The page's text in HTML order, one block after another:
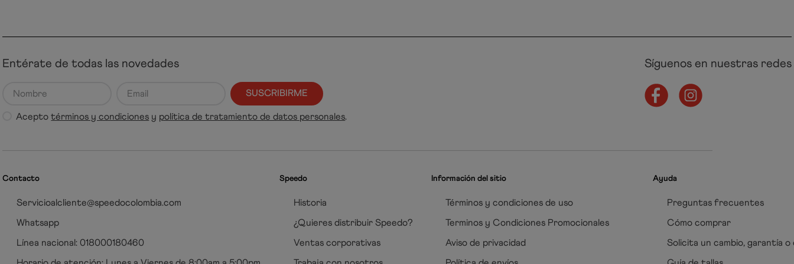
Entérate de todas las novedades
SUSCRIBIRME
Aceptotérminos y condiciones y política de tratamiento de datos personales.
Síguenos en nuestras redes
Contacto
Servicioalcliente@speedocolombia.com
Whatsapp
Línea nacional: 018000180460
Speedo
Historia
¿Quieres distribuir Speedo?
Ventas corporativas
Información del sitio
Términos y condiciones de uso
Terminos y Condiciones Promocionales
Aviso de privacidad
Ayuda
Preguntas frecuentes
Cómo comprar
Solicita un cambio, garantía o